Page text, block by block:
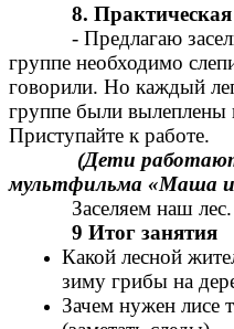
8.
- Предлагаю
группе необходимо
говорили. Но каждый
группе были вылеплены
Приступайте к работе.
(Дети
мультфильма «Маша и
Заселяем наш
9 Итог занятия
Какой лесной
зиму грибы на
Зачем нужен лисе